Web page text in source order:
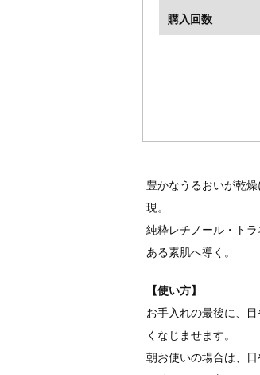
購入回数
豊かなうるおいが乾
現。
純粋レチノール・ト
ある素肌へ導く。
【使い方】
お手入れの最後に、
くなじませます。
朝お使いの場合は、